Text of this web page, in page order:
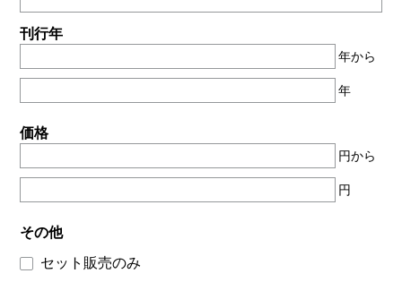
刊行年
年から
年
価格
円から
円
その他
セット販売のみ